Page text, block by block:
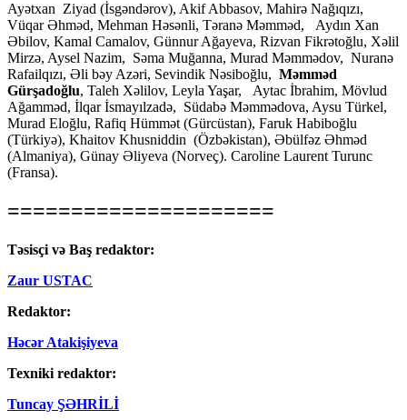
Ayətxan Ziyad (İsgəndərov), Akif Abbasov, Mahirə Nağıqızı,
Vüqar Əhməd, Mehman Həsənli, Təranə Məmməd, Aydın Xan
Əbilov, Kamal Camalov, Günnur Ağayeva, Rizvan Fikrətoğlu, Xəlil
Mirzə, Aysel Nazim, Səma Muğanna, Murad Məmmədov, Nuranə
Rafailqızı, Əli bəy Azəri, Sevindik Nəsiboğlu, Məmməd
Gürşadoğlu, Taleh Xəlilov, Leyla Yaşar, Aytac İbrahim, Mövlud
Ağamməd, İlqar İsmayılzadə, Südabə Məmmədova, Aysu Türkel,
Murad Eloğlu, Rafiq Hümmət (Gürcüstan), Faruk Habiboğlu
(Türkiyə), Khaitov Khusniddin (Özbəkistan), Əbülfəz Əhməd
(Almaniya), Günay Əliyeva (Norveç). Caroline Laurent Turunc
(Fransa).
=====================
Təsisçi və Baş redaktor:
Zaur USTAC
Redaktor:
Həcər Atakişiyeva
Texniki redaktor:
Tuncay ŞƏHRİLİ